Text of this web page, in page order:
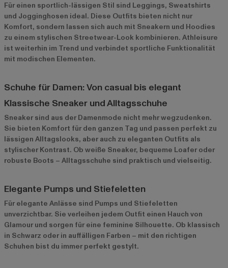
Für einen sportlich-lässigen Stil sind Leggings, Sweatshirts
und Jogginghosen ideal. Diese Outfits bieten nicht nur
Komfort, sondern lassen sich auch mit Sneakern und Hoodies
zu einem stylischen Streetwear-Look kombinieren. Athleisure
ist weiterhin im Trend und verbindet sportliche Funktionalität
mit modischen Elementen.
Schuhe für Damen: Von casual bis elegant
Klassische Sneaker und Alltagsschuhe
Sneaker sind aus der Damenmode nicht mehr wegzudenken.
Sie bieten Komfort für den ganzen Tag und passen perfekt zu
lässigen Alltagslooks, aber auch zu eleganten Outfits als
stylischer Kontrast. Ob weiße Sneaker, bequeme Loafer oder
robuste Boots – Alltagsschuhe sind praktisch und vielseitig.
Elegante Pumps und Stiefeletten
Für elegante Anlässe sind Pumps und Stiefeletten
unverzichtbar. Sie verleihen jedem Outfit einen Hauch von
Glamour und sorgen für eine feminine Silhouette. Ob klassisch
in Schwarz oder in auffälligen Farben – mit den richtigen
Schuhen bist du immer perfekt gestylt.